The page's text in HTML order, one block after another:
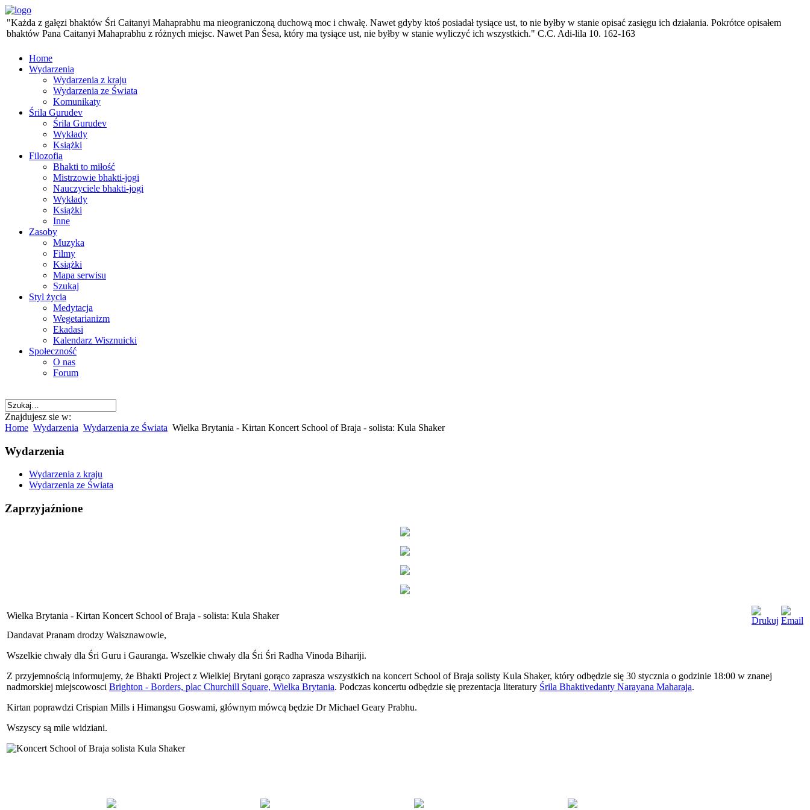
"Każda z gałęzi bhaktów Śri Caitanyi Mahaprabhu ma nieograniczoną duchową moc i chwałę. Nawet gdyby ktoś posiadał tysiące ust, to nie byłby w stanie opisać zasięgu ich działania. Pokrótce opisałem
bhaktów Pana Caitanyi Mahaprabhu z różnych miejsc. Nawet Pan Śesa, który ma tysiące ust, nie byłby w stanie wyliczyć ich wszystkich." C.C. Adi-lila 10. 162-163
Home
Wydarzenia
Wydarzenia z kraju
Wydarzenia ze Świata
Komunikaty
Śrila Gurudev
Śrila Gurudev
Wykłady
Książki
Filozofia
Bhakti to miłość
Mistrzowie bhakti-jogi
Nauczyciele bhakti-jogi
Wykłady
Książki
Inne
Zasoby
Muzyka
Filmy
Książki
Mapa serwisu
Szukaj
Styl życia
Medytacja
Wegetarianizm
Ekadasi
Kalendarz Wisznuicki
Społeczność
O nas
Forum
Znajdujesz sie w:
Home Wydarzenia Wydarzenia ze Świata Wielka Brytania - Kirtan Koncert School of Braja - solista: Kula Shaker
Wydarzenia
Wydarzenia z kraju
Wydarzenia ze Świata
Zaprzyjaźnione
Wielka Brytania - Kirtan Koncert School of Braja - solista: Kula Shaker
Dandavat Pranam drodzy Waisznawowie,
Wszelkie chwały dla Śri Guru i Gauranga. Wszelkie chwały dla Śri Śri Radha Vinoda Bihariji.
Z przyjemnością informujemy, że Bhakti Project z Wielkiej Brytani gorąco zaprasza wszystkich na koncert School of Braja solisty Kula Shaker, który odbędzie się 30 stycznia o godzinie 18:00 w znanej
nadmorskiej miejscowosci Brighton - Borders, plac Churchill Square, Wielka Brytania. Podczas koncertu odbędzie się prezentacja literatury Śrila Bhaktivedanty Narayana Maharaja.
Kirtan poprawdzi Crispian Mills i Himangsu Goswami, głównym mówcą będzie Dr Michael Geary Prabhu.
Wszyscy są mile widziani.